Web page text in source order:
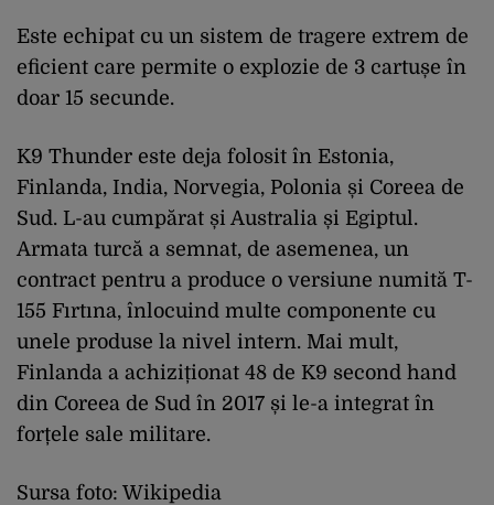
Este echipat cu un sistem de tragere extrem de
eficient care permite o explozie de 3 cartușe în
doar 15 secunde.
K9 Thunder este deja folosit în Estonia,
Finlanda, India, Norvegia, Polonia și Coreea de
Sud. L-au cumpărat și Australia și Egiptul.
Armata turcă a semnat, de asemenea, un
contract pentru a produce o versiune numită T-
155 Fırtına, înlocuind multe componente cu
unele produse la nivel intern. Mai mult,
Finlanda a achiziționat 48 de K9 second hand
din Coreea de Sud în 2017 și le-a integrat în
forțele sale militare.
Sursa foto: Wikipedia